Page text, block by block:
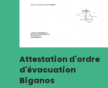
Attestation d'ordre
d'évacuation
Biganos